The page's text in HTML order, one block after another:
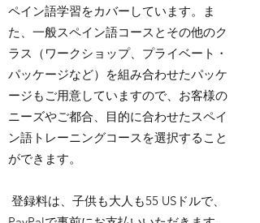
ペイン語学習をカバーしています。ま
た、一般スペイン語コースとその他のク
ラス（ワークショップ、プライベート・
パッケージなど）を組み合わせたパッケ
ージもご用意していますので、お客様の
ニーズやご都合、目的に合わせたスペイ
ン語トレーニングコースを選択すること
ができます。
登録料は、子供も大人も55 USドルで、